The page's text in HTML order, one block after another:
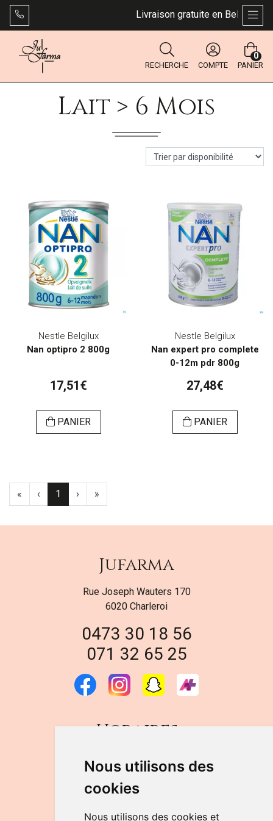
Nous utilisons des
cookies
Nous utilisons des cookies et
Livraison gratuite en Belgique
RECHERCHE COMPTE PANIER
0
Lait > 6 Mois
Nestle Belgilux
Nan optipro 2 800g
17,51€
PANIER
Nestle Belgilux
Nan expert pro complete
0-12m pdr 800g
27,48€
PANIER
« ‹ 1 › »
Jufarma
Rue Joseph Wauters 170
6020 Charleroi
0473 30 18 56
071 32 65 25
Horaires
DU LUNDI AU VENDREDI
de 9h à 12h30 et de 14h à 18h
LE SAMEDI
de 9h à 12h30